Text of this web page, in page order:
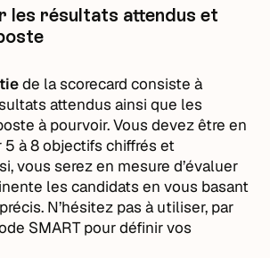
les résultats attendus et
de la scorecard consiste à
attendus ainsi que les
à pourvoir. Vous devez être en
à 8 objectifs chiffrés et
vous serez en mesure d’évaluer
les candidats en vous basant
N’hésitez pas à utiliser, par
SMART pour définir vos